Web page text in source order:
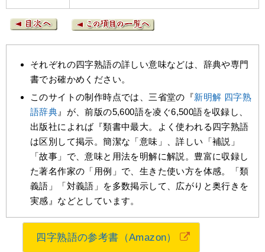
それぞれの四字熟語の詳しい意味などは、辞典や専門
書でお確かめください。
このサイトの制作時点では、三省堂の『新明解 四字熟
語辞典 』が、前版の5,600語を凌ぐ6,500語を収録し、
出版社によれば『類書中最大。よく使われる四字熟語
は区別して掲示。簡潔な「意味」、詳しい「補説」
「故事」で、意味と用法を明解に解説。豊富に収録し
た著名作家の「用例」で、生きた使い方を体感。「類
義語」「対義語」を多数掲示して、広がりと奥行きを
実感』などとしています。
四字熟語の参考書（Amazon）